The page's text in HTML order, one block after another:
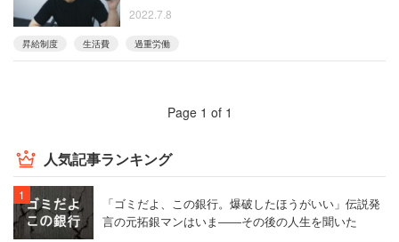
2022.7.8
昇給制度 生活費 過重労働
Page 1 of 1
人気記事ランキング
「ゴミだよ、この銀行。爆破したほうがいい」伝説発
言の元拓銀マンはいま――その後の人生を聞いた